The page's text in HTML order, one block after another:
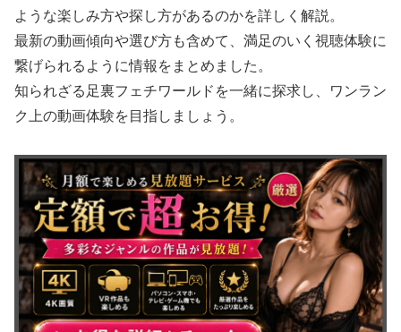
ような楽しみ方や探し方があるのかを詳しく解説。
最新の動画傾向や選び方も含めて、満足のいく視聴体験に
繋げられるように情報をまとめました。
知られざる足裏フェチワールドを一緒に探求し、ワンラン
ク上の動画体験を目指しましょう。